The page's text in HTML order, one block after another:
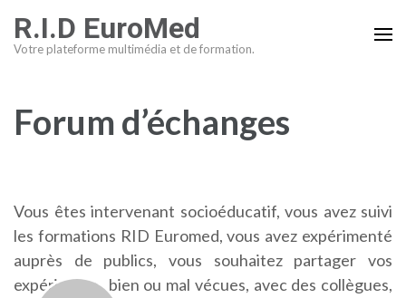
au
contenu
Entrée)
R.I.D EuroMed
Votre plateforme multimédia et de formation.
Forum d’échanges
Vous êtes intervenant socioéducatif, vous avez suivi
les formations RID Euromed, vous avez expérimenté
auprès de publics, vous souhaitez partager vos
expériences, bien ou mal vécues, avec des collègues,